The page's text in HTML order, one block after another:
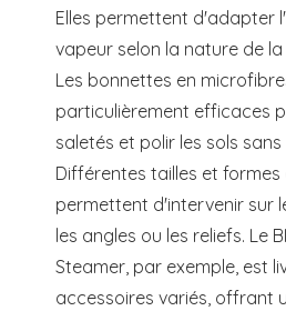
Elles permettent d'adapter
vapeur selon la nature de
Les bonnettes en
particulièrement efficaces
saletés et polir les sols
Différentes tailles et formes
permettent d'intervenir sur
les angles ou les reliefs. Le
Steamer, par exemple, est
accessoires variés, offrant